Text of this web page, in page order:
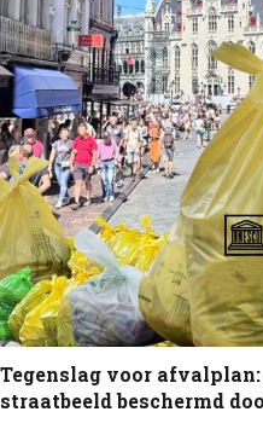
Tegenslag voor
straatbeeld beschermd